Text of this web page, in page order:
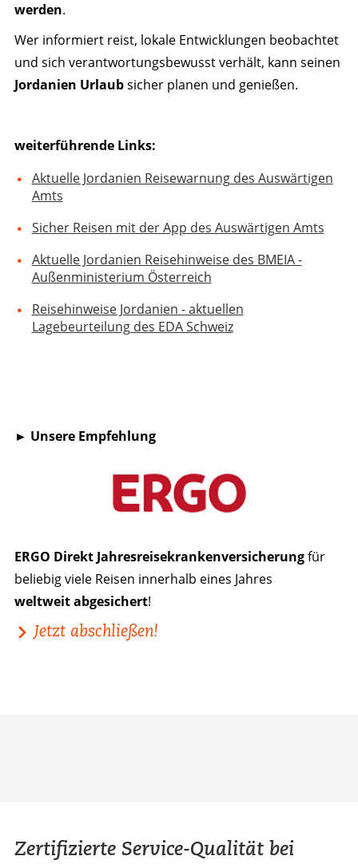
werden.
Wer informiert reist, lokale Entwicklungen beobachtet
und sich verantwortungsbewusst verhält, kann seinen
Jordanien Urlaubsicher planen und genießen.
weiterführende Links:
Aktuelle Jordanien Reisewarnung des Auswärtigen
Amts
Sicher Reisen mit der App des Auswärtigen Amts
Aktuelle Jordanien Reisehinweise des BMEIA -
Außenministerium Österreich
Reisehinweise Jordanien - aktuellen
Lagebeurteilung des EDA Schweiz
► Unsere Empfehlung
ERGO Direkt Jahresreisekrankenversicherungfür
beliebig viele Reisen innerhalb eines Jahres
weltweit abgesichert!
Jetzt abschließen!
Zertifizierte Service-Qualität bei